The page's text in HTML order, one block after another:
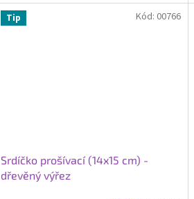
Tip
Srdíčko prošívací (14x15 cm) -
dřevěný výřez
Kód: 00766